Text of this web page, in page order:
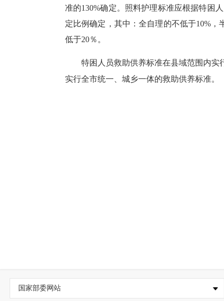
准的130%确定。照料护理标准应根据特困
定比例确定，其中：全自理的不低于10%
低于20％。
特困人员救助供养标准在县域范围内实行
实行全市统一、城乡一体的救助供养标准。
国家部委网站